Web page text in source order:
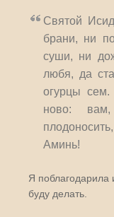
Святой
брани, ни
суши, ни
любя, да
огурцы
ново:
Аминь!
Я поблагодарила
буду делать.